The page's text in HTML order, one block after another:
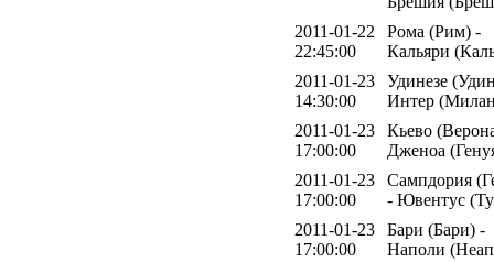
2011-01-22
22:45:00
Рома (Рим) -
Кальяри
2011-01-23
14:30:00
Удинезе
Интер
2011-01-23
17:00:00
Кьево
Дженоа
2011-01-23
17:00:00
Сампдория
- Ювентус
2011-01-23
17:00:00
Бари (Бари) -
Наполи